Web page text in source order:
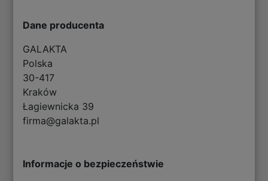
Dane producenta
GALAKTA
Polska
30-417
Kraków
Łagiewnicka 39
firma@galakta.pl
Informacje o bezpieczeństwie